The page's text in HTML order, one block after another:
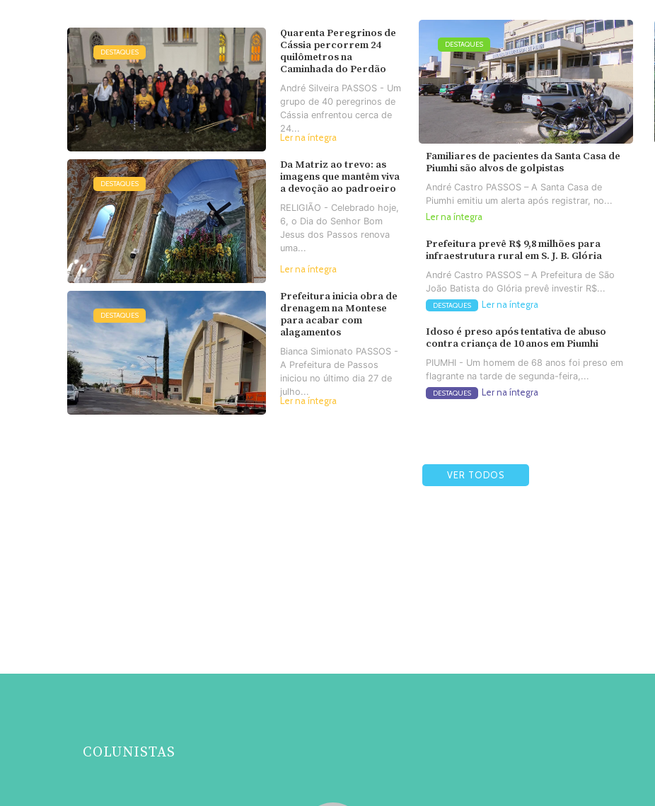
DESTAQUES
Quarenta Peregrinos de
Cássia percorrem 24
quilômetros na
Caminhada do Perdão
André Silveira PASSOS - Um
grupo de 40 peregrinos de
Cássia enfrentou cerca de
24...
Ler na íntegra
DESTAQUES
Da Matriz ao trevo: as
imagens que mantêm viva
a devoção ao padroeiro
RELIGIÃO - Celebrado hoje,
6, o Dia do Senhor Bom
Jesus dos Passos renova
uma...
Ler na íntegra
DESTAQUES
Prefeitura inicia obra de
drenagem na Montese
para acabar com
alagamentos
Bianca Simionato PASSOS -
A Prefeitura de Passos
iniciou no último dia 27 de
julho...
Ler na íntegra
DESTAQUES
Familiares de pacientes da Santa Casa de
Piumhi são alvos de golpistas
André Castro PASSOS – A Santa Casa de
Piumhi emitiu um alerta após registrar, no...
Ler na íntegra
Prefeitura prevê R$ 9,8 milhões para
infraestrutura rural em S. J. B. Glória
André Castro PASSOS – A Prefeitura de São
João Batista do Glória prevê investir R$...
DESTAQUES Ler na íntegra
Idoso é preso após tentativa de abuso
contra criança de 10 anos em Piumhi
PIUMHI - Um homem de 68 anos foi preso em
flagrante na tarde de segunda-feira,...
DESTAQUES Ler na íntegra
VER TODOS
COLUNISTAS